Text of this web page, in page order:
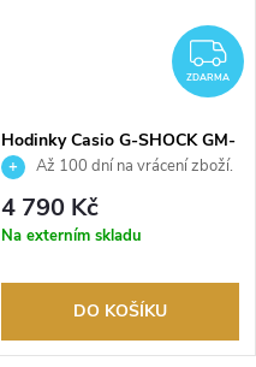
ZDARMA
Hodinky Casio G-SHOCK GM-
S2110-1A1ER
Až 100 dní na vrácení zboží.
Autorizovaný prodejce.
4 790 Kč
Na externím skladu
DO KOŠÍKU